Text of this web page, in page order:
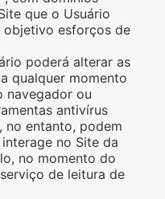
que o Usuário
esforços de
poderá alterar as
qualquer momento
navegador ou
antivírus
no entanto, podem
no Site da
no momento do
de leitura de